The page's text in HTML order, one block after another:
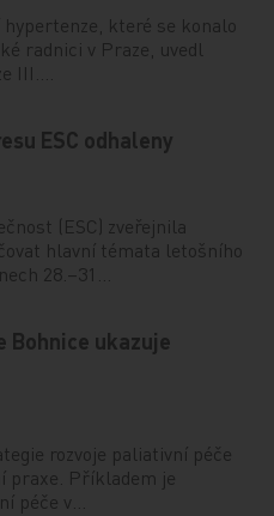
které se konalo
radnici v Praze, uvedl
III.…
ESC odhaleny
(ESC) zveřejnila
hlavní témata letošního
28.–31…
Bohnice ukazuje
rozvoje paliativní péče
praxe. Příkladem je
péče v…